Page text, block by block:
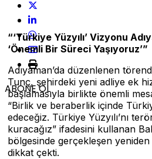
ABONE OL
“‘Türkiye Yüzyılı’ Vizyonu
‘Önemli Bir Süreci Yaşıyoruz’”
Adıyaman’da düzenlenen
Tunç, şehirdeki yeni adliye ek
başlamasıyla birlikte önemli
“Birlik ve beraberlik içinde
edeceğiz. Türkiye Yüzyılı’nı
kuracağız” ifadesini kullanan
bölgesinde gerçekleşen yeniden
dikkat çekti.